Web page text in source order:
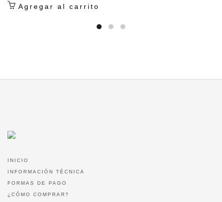
Agregar al carrito
INICIO
INFORMACIÓN TÉCNICA
FORMAS DE PAGO
¿CÓMO COMPRAR?